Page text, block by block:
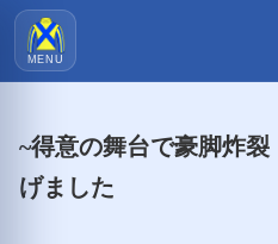
MENU
~得意の舞台で豪脚炸
げました